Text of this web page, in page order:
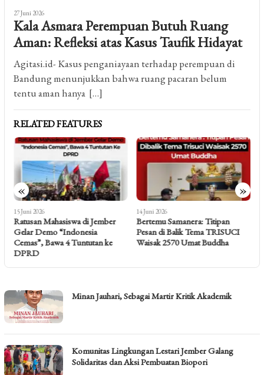
27 Juni 2026
Kala Asmara Perempuan Butuh Ruang
Aman: Refleksi atas Kasus Taufik Hidayat
Agitasi.id- Kasus penganiayaan terhadap perempuan di
Bandung menunjukkan bahwa ruang pacaran belum
tentu aman hanya […]
RELATED FEATURES
« »
15 Juni 2026
Ratusan Mahasiswa di Jember
Gelar Demo “Indonesia
Cemas”, Bawa 4 Tuntutan ke
DPRD
14 Juni 2026
Bertemu Samanera: Titipan
Pesan di Balik Tema TRISUCI
Waisak 2570 Umat Buddha
AGITASI Minan Jauhari, Sebagai Martir Kritik Akademik
Komunitas Lingkungan Lestari Jember Galang
Solidaritas dan Aksi Pembuatan Biopori